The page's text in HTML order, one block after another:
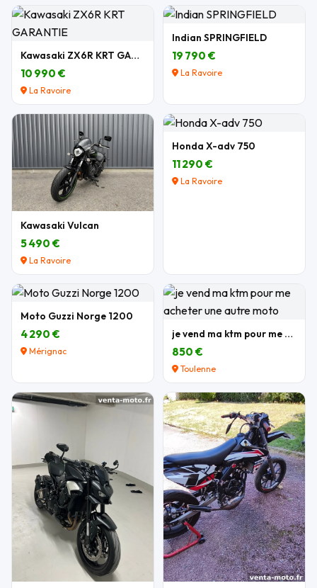
Kawasaki ZX6R KRT GARANTIE
10 990 €
La Ravoire
Indian SPRINGFIELD
19 790 €
La Ravoire
Kawasaki Vulcan
5 490 €
La Ravoire
Honda X-adv 750
11 290 €
La Ravoire
Moto Guzzi Norge 1200
4 290 €
Mérignac
je vend ma ktm pour me acheter une autre moto
850 €
Toulenne